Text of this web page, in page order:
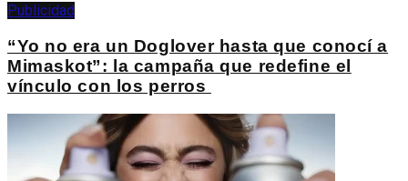
Publicidad
“Yo no era un Doglover hasta que conocí a
Mimaskot”: la campaña que redefine el
vínculo con los perros